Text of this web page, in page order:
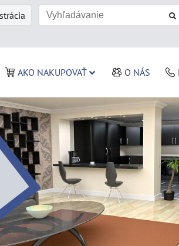
AKO NAKUPOVAŤ O NÁS